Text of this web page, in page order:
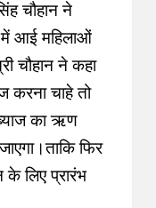
चौहान ने
में आई महिलाओं
चौहान ने कहा
करना चाहे तो
ब्याज का ऋण
फिर
लिए प्रारंभ